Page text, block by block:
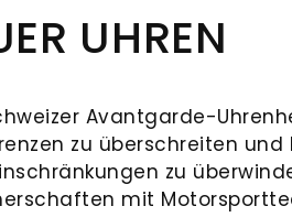
UHREN
Avantgarde-
zu überschreiten
zu
mit